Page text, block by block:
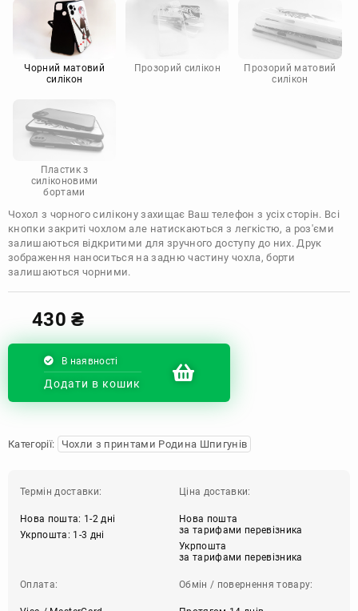
Motorola
Чорний матовий
силікон
Прозорий силікон
Прозорий матовий
силікон
Пластик з
силіконовими
бортами
Чохол з чорного силікону захищає Ваш телефон з усіх сторін. Всі
кнопки закриті чохлом але натискаються з легкістю, а роз'єми
залишаються відкритими для зручного доступу до них. Друк
зображення наноситься на задню частину чохла, борти
залишаються чорними.
430₴
В наявності
Додати в кошик
Категорії: Чохли з принтами Родина Шпигунів
Термін доставки:
Нова пошта: 1-2 дні
Укрпошта: 1-3 дні
Ціна доставки:
Нова пошта
за тарифами перевізника
Укрпошта
за тарифами перевізника
Оплата: Обмін / повернення товару: